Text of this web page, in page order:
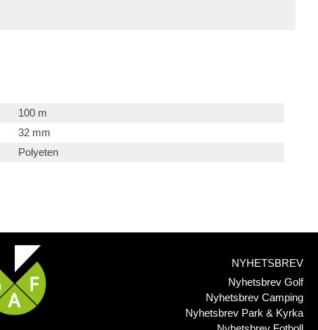
100 m
32 mm
Polyeten
NYHETSBREV
Nyhetsbrev Golf
Nyhetsbrev Camping
Nyhetsbrev Park & Kyrka